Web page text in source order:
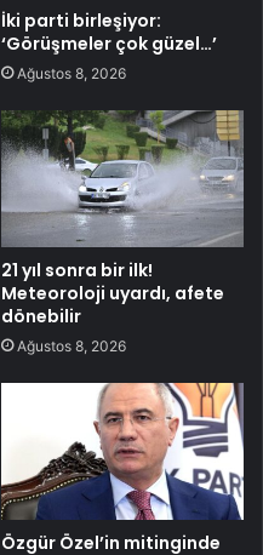
İki parti birleşiyor:
‘Görüşmeler çok güzel…’
Ağustos 8, 2026
21 yıl sonra bir ilk!
Meteoroloji uyardı, afete
dönebilir
Ağustos 8, 2026
Özgür Özel’in mitinginde